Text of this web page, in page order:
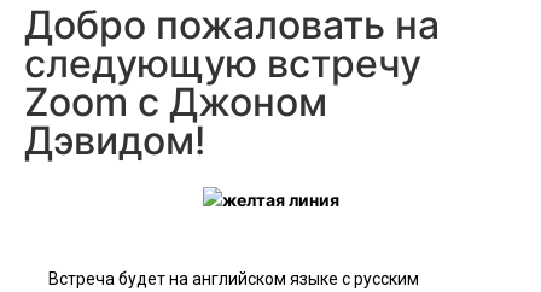
Добро пожаловать на
следующую встречу
Zoom с Джоном
Дэвидом!
Встреча будет на английском языке с русским